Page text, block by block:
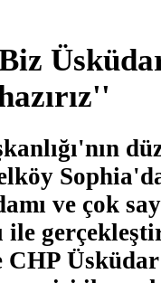
ve çok
ile
CHP